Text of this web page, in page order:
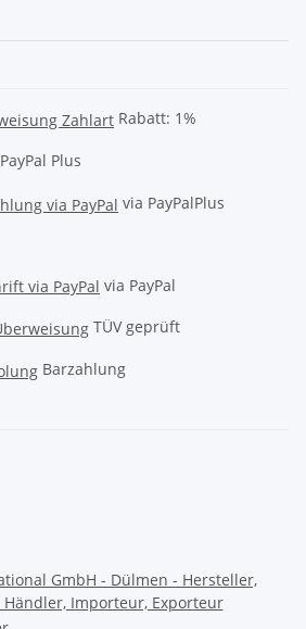
Rabatt: 1%
PayPal Plus
via PayPalPlus
via PayPal
TÜV geprüft
Barzahlung